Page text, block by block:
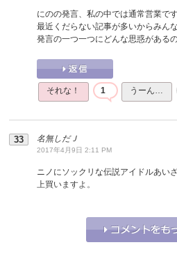
にのの発言、私の中では通常営業です
最近くだらない記事が多いからみん
発言の一つ一つにどんな思惑がある
それな！ 1 うーん…
名無しだＪ
2017年4月9日 2:11 PM
ニノにソックリな伝説アイドルあい
上買いますよ。
0 うーん…